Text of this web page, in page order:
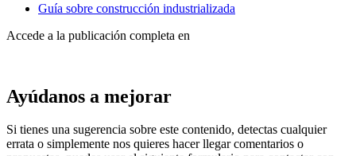
Guía sobre construcción industrializada
Accede a la publicación completa en
Ayúdanos a mejorar
Si tienes una sugerencia sobre este contenido, detectas cualquier
errata o simplemente nos quieres hacer llegar comentarios o